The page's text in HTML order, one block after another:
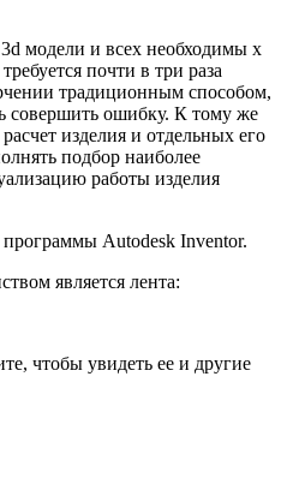
модели и всех необходимы х
почти в три раза
традиционным способом,
совершить ошибку. К тому же
изделия и отдельных его
подбор наиболее
работы изделия
Autodesk Inventor.
является лента:
чтобы увидеть ее и другие